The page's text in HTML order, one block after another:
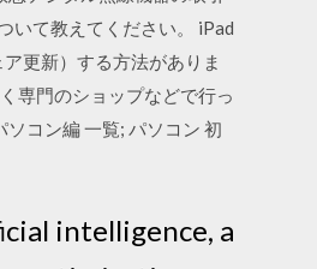
いて教えてください。 iPad
更新）する方法がありま
専門のショップなどで行っ
コン編 一覧; パソコン 初
intelligence, a